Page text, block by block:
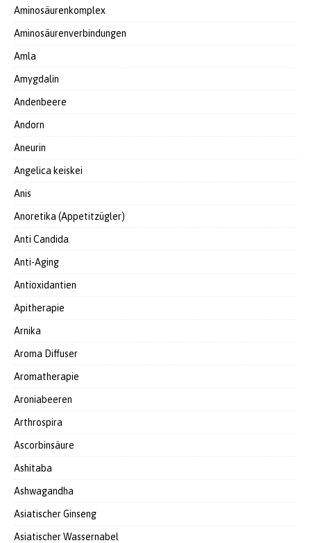
Aminosäurenkomplex
Aminosäurenverbindungen
Amla
Amygdalin
Andenbeere
Andorn
Aneurin
Angelica keiskei
Anis
Anoretika (Appetitzügler)
Anti Candida
Anti-Aging
Antioxidantien
Apitherapie
Arnika
Aroma Diffuser
Aromatherapie
Aroniabeeren
Arthrospira
Ascorbinsäure
Ashitaba
Ashwagandha
Asiatischer Ginseng
Asiatischer Wassernabel